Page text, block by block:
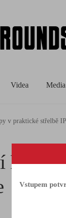
Videa Media
v praktické střelbě
Vstupem